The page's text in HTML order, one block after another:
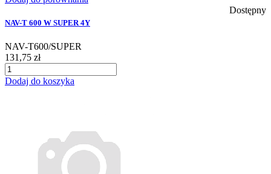
Dostępny
NAV-T 600 W SUPER 4Y
NAV-T600/SUPER
131,75 zł
Dodaj do koszyka